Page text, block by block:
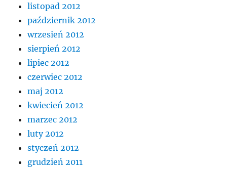
listopad 2012
październik 2012
wrzesień 2012
sierpień 2012
lipiec 2012
czerwiec 2012
maj 2012
kwiecień 2012
marzec 2012
luty 2012
styczeń 2012
grudzień 2011